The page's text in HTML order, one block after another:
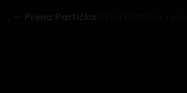
Prima Partička